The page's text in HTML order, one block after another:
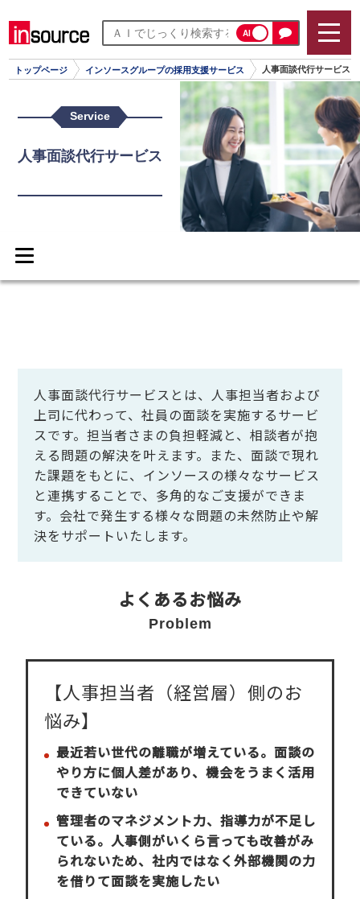
AI
トップページ インソースグループの採用支援サービス 人事面談代行サービス
Service
人事面談代行サービス
人事面談代行サービスとは、人事担当者および
上司に代わって、社員の面談を実施するサービ
スです。担当者さまの負担軽減と、相談者が抱
える問題の解決を叶えます。また、面談で現れ
た課題をもとに、インソースの様々なサービス
と連携することで、多角的なご支援ができま
す。会社で発生する様々な問題の未然防止や解
決をサポートいたします。
よくあるお悩み
Problem
【人事担当者（経営層）側のお
悩み】
最近若い世代の離職が増えている。面談の
やり方に個人差があり、機会をうまく活用
できていない
管理者のマネジメント力、指導力が不足し
ている。人事側がいくら言っても改善がみ
られないため、社内ではなく外部機関の力
を借りて面談を実施したい